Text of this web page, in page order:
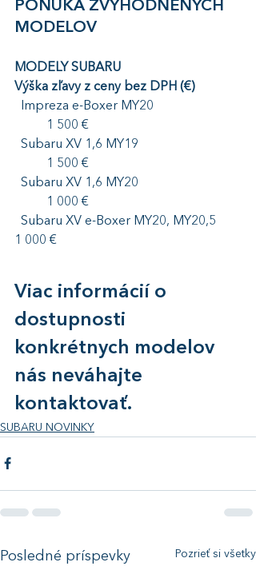
PONUKA ZVÝHODNENÝCH
MODELOV
MODELY SUBARU
Výška zľavy z ceny bez DPH (€)
Impreza e-Boxer MY20
	1 500 €
Subaru XV 1,6 MY19
	1 500 €
Subaru XV 1,6 MY20
	1 000 €
Subaru XV e-Boxer MY20, MY20,5
1 000 €
Viac informácií o
dostupnosti
konkrétnych modelov
nás neváhajte
kontaktovať.
SUBARU NOVINKY
Posledné príspevky Pozrieť si všetky